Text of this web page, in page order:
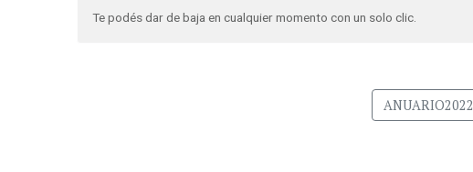
Te podés dar de baja en cualquier momento con un solo clic.
ANUARIO2022